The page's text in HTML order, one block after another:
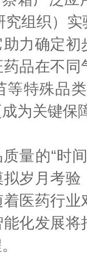
究组织）
力确定
品在不
等特殊品
为关键保
的“时间
岁月考
医药行
化发展